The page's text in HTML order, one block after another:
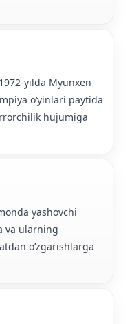
yilda Myunxen
oʻyinlari paytida
hujumiga
yashovchi
va ularning
o’zgarishlarga